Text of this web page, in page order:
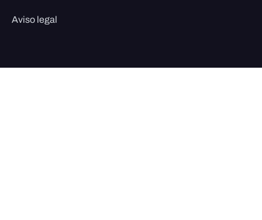
Aviso legal